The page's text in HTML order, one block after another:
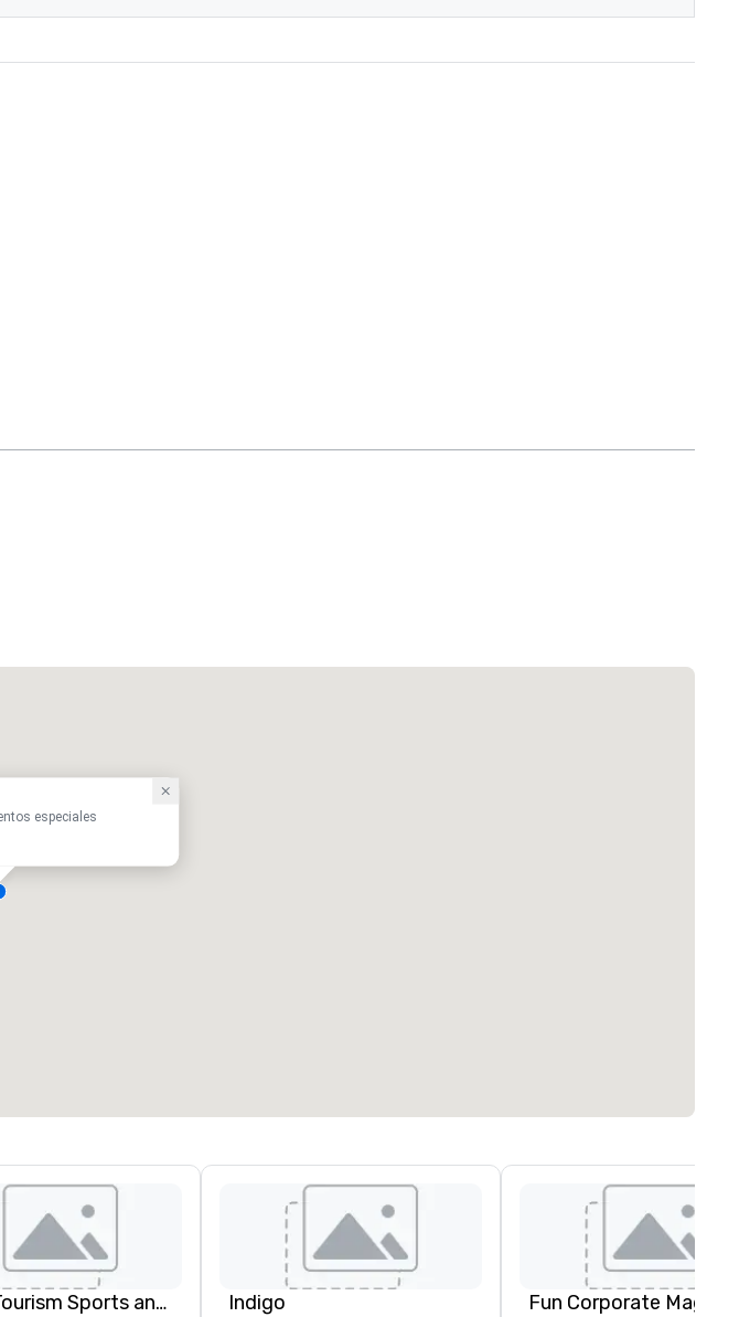
especiales
Global Tourism Sports and Entertainment Indigo Fun Corporate Magic